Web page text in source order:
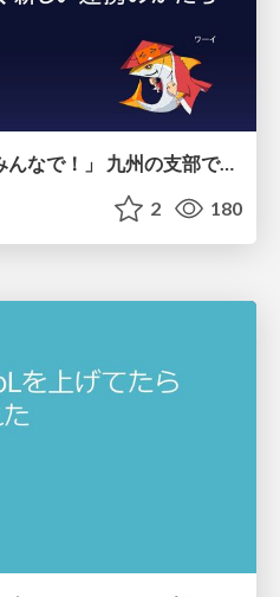
251011「ひとりより、みんなで！」 九州の支部で始めた、新しい連携のかたち
2 180